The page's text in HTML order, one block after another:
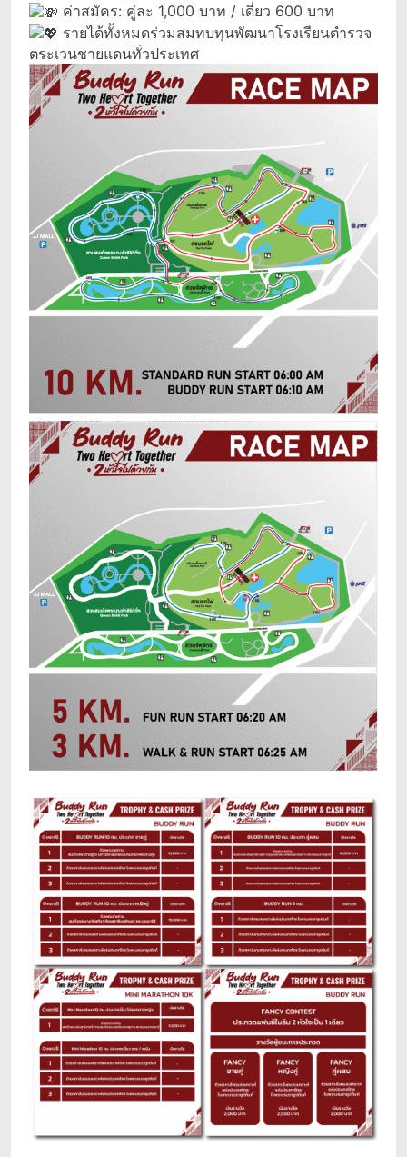
ค่าสมัคร: คู่ละ 1,000 บาท / เดี่ยว 600 บาท
รายได้ทั้งหมดร่วมสมทบทุนพัฒนาโรงเรียนตำรวจ
ตระเวนชายแดนทั่วประเทศ